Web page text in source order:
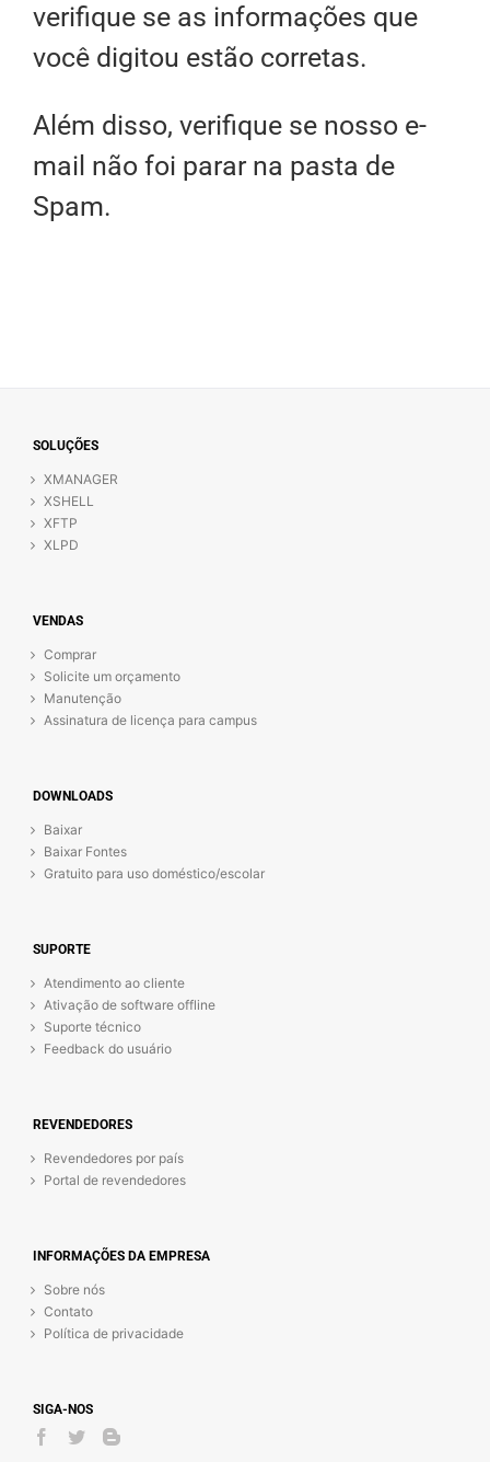
verifique se as informações que
você digitou estão corretas.
Além disso, verifique se nosso e-
mail não foi parar na pasta de
Spam.
SOLUÇÕES
XMANAGER
XSHELL
XFTP
XLPD
VENDAS
Comprar
Solicite um orçamento
Manutenção
Assinatura de licença para campus
DOWNLOADS
Baixar
Baixar Fontes
Gratuito para uso doméstico/escolar
SUPORTE
Atendimento ao cliente
Ativação de software offline
Suporte técnico
Feedback do usuário
REVENDEDORES
Revendedores por país
Portal de revendedores
INFORMAÇÕES DA EMPRESA
Sobre nós
Contato
Política de privacidade
SIGA-NOS